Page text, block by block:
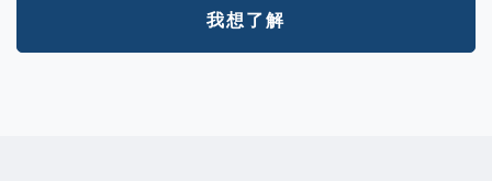
我想了解